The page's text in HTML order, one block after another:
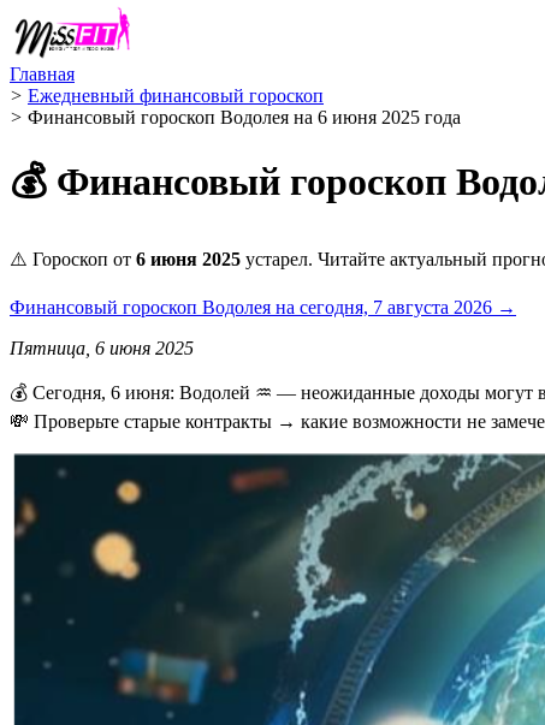
Главная
> Ежедневный финансовый гороскоп
> Финансовый гороскоп Водолея на 6 июня 2025 года
💰 Финансовый гороскоп
⚠️ Гороскоп от 6 июня 2025 устарел. Читайте актуальный
Финансовый гороскоп Водолея на сегодня, 7 августа 2026 →
Пятница, 6 июня 2025
💰 Сегодня, 6 июня: Водолей ♒ — неожиданные доходы могут
💸 Проверьте старые контракты → какие возможности не